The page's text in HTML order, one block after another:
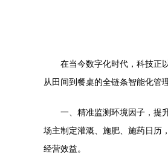
在当今数字化时代，科技正
从田间到餐桌的全链条智能化管
一、精准监测环境因子，提
场主制定灌溉、施肥、施药日历
经营效益。